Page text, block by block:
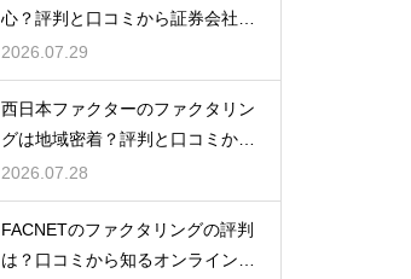
心？評判と口コミから証券会社の
実力を検証
2026.07.29
西日本ファクターのファクタリン
グは地域密着？評判と口コミから
真相を探る
2026.07.28
FACNETのファクタリングの評判
は？口コミから知るオンラインの